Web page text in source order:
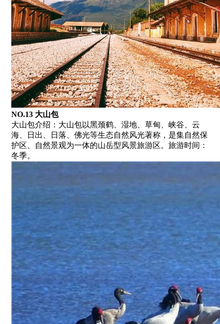
NO.13 大山包
大山包介绍：大山包以黑颈鹤、湿地、草甸、峡谷、云
海、日出、日落、佛光等生态自然风光著称，是集自然保
护区、自然景观为一体的山岳型风景旅游区。旅游时间：
冬季。